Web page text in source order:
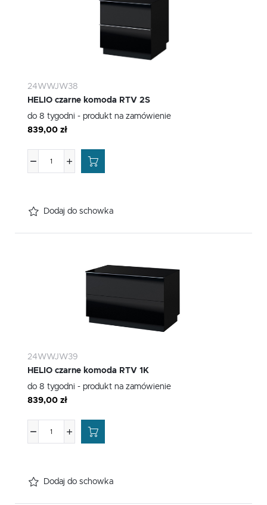
24WWJW38
HELIO czarne komoda RTV 2S
do 8 tygodni - produkt na zamówienie
839,00 zł
Dodaj do schowka
24WWJW39
HELIO czarne komoda RTV 1K
do 8 tygodni - produkt na zamówienie
839,00 zł
Dodaj do schowka